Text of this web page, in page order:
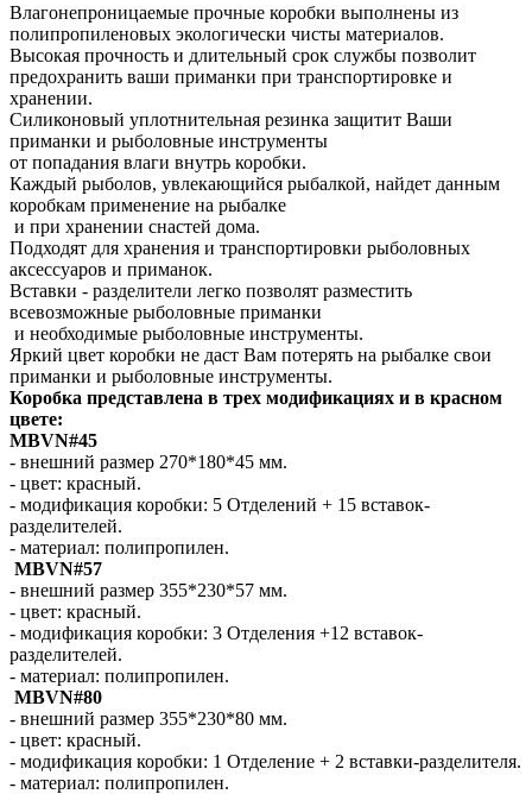
Влагонепроницаемые прочные коробки выполнены из
полипропиленовых экологически чисты материалов.
Высокая прочность и длительный срок службы позволит
предохранить ваши приманки при транспортировке и
хранении.
Силиконовый уплотнительная резинка защитит Ваши
приманки и рыболовные инструменты
от попадания влаги внутрь коробки.
Каждый рыболов, увлекающийся рыбалкой, найдет данным
коробкам применение на рыбалке
и при хранении снастей дома.
Подходят для хранения и транспортировки рыболовных
аксессуаров и приманок.
Вставки - разделители легко позволят разместить
всевозможные рыболовные приманки
и необходимые рыболовные инструменты.
Яркий цвет коробки не даст Вам потерять на рыбалке свои
приманки и рыболовные инструменты.
Коробка представлена в трех модификациях и в красном
цвете:
MBVN#45
- внешний размер 270*180*45 мм.
- цвет: красный.
- модификация коробки: 5 Отделений + 15 вставок-
разделителей.
- материал: полипропилен.
MBVN#57
- внешний размер 355*230*57 мм.
- цвет: красный.
- модификация коробки: 3 Отделения +12 вставок-
разделителей.
- материал: полипропилен.
MBVN#80
- внешний размер 355*230*80 мм.
- цвет: красный.
- модификация коробки: 1 Отделение + 2 вставки-разделителя.
- материал: полипропилен.